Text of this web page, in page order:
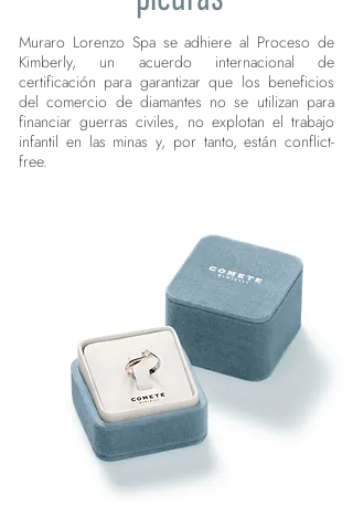
Muraro Lorenzo Spa se adhiere al Proceso de
Kimberly, un acuerdo internacional de
certificación para garantizar que los beneficios
del comercio de diamantes no se utilizan para
financiar guerras civiles, no explotan el trabajo
infantil en las minas y, por tanto, están conflict-
free.